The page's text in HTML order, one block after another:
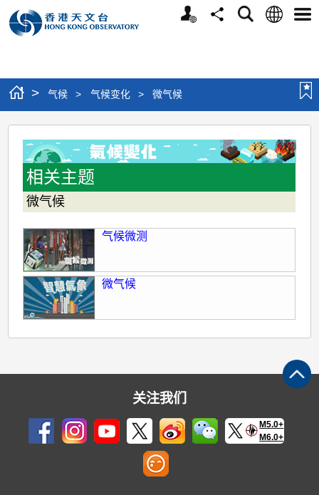
个
分
搜
语
选
> 气候 > 气候变化 > 微气候
微
气
候相关主题
微气候
气候微测
微气候
关注我们
M5.0+
M6.0+